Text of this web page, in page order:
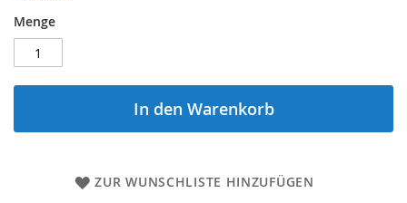
Menge
In den Warenkorb
ZUR WUNSCHLISTE HINZUFÜGEN